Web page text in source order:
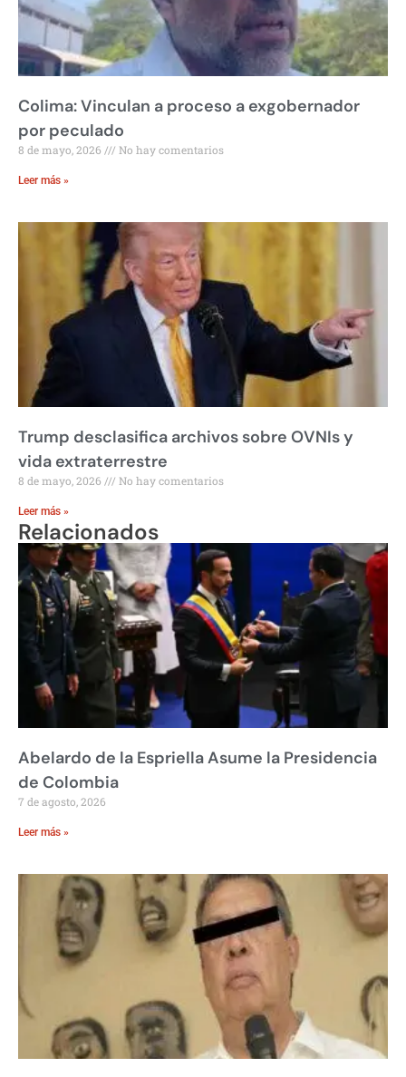
Colima: Vinculan a proceso a exgobernador
por peculado
8 de mayo, 2026 No hay comentarios
Leer más »
Trump desclasifica archivos sobre OVNIs y
vida extraterrestre
8 de mayo, 2026 No hay comentarios
Leer más »
Relacionados
Abelardo de la Espriella Asume la Presidencia
de Colombia
7 de agosto, 2026
Leer más »